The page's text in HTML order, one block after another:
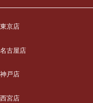
東京店
一休について
ご利用の流れ
メニュー/料金
名古屋店
一休について
ご利用の流れ
神戸店
一休について
西宮店